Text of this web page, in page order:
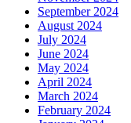
September 2024
August 2024
July 2024
June 2024
May 2024
April 2024
March 2024
February 2024